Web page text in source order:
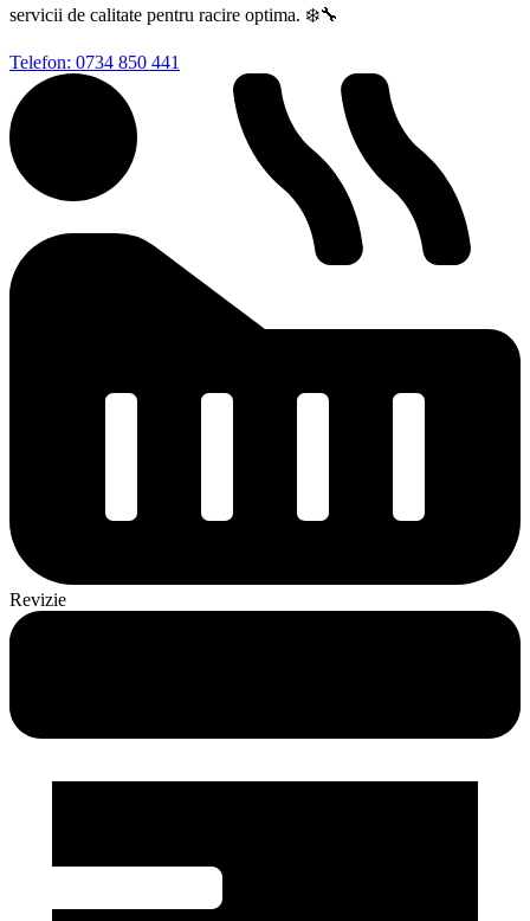
servicii de calitate pentru racire optima. ❄️🔧
Telefon: 0734 850 441
Revizie